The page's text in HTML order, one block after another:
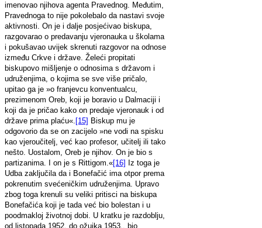
imenovao njihova agenta Pravednog. Međutim,
Pravednoga to nije pokolebalo da nastavi svoje
aktivnosti. On je i dalje posjećivao biskupa,
razgovarao o predavanju vjeronauka u školama
i pokušavao uvijek skrenuti razgovor na odnose
između Crkve i države. Želeći propitati
biskupovo mišljenje o odnosima s državom i
udruženjima, o kojima se sve više pričalo,
upitao ga je »o franjevcu konventualcu,
prezimenom Oreb, koji je boravio u Dalmaciji i
koji da je pričao kako on predaje vjeronauk i od
države prima plaću«. [15] Biskup mu je
odgovorio da se on zacijelo »ne vodi na spisku
kao vjeroučitelj, već kao profesor, učitelj ili tako
nešto. Uostalom, Oreb je njihov. On je bio s
partizanima. I on je s Rittigom.«[16] Iz toga je
Udba zaključila da i Bonefačić ima otpor prema
pokrenutim svećeničkim udruženjima. Upravo
zbog toga krenuli su veliki pritisci na biskupa
Bonefačića koji je tada već bio bolestan i u
poodmakloj životnoj dobi. U kratku je razdoblju,
od listopada 1952. do ožujka 1953., bio